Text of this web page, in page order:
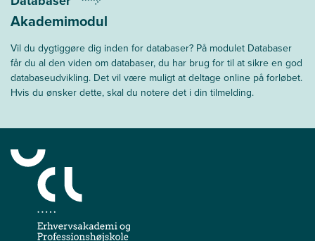
Akademimodul
Vil du dygtiggøre dig inden for databaser? På modulet Databaser
får du al den viden om databaser, du har brug for til at sikre en god
databaseudvikling. Det vil være muligt at deltage online på forløbet.
Hvis du ønsker dette, skal du notere det i din tilmelding.